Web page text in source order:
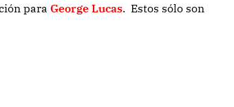
para George Lucas. Estos sólo son